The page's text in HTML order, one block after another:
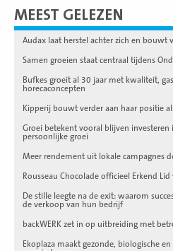
MEEST GELEZEN
Audax laat herstel achter zich en bouwt
Samen groeien staat centraal tijdens
Bufkes groeit al 30 jaar met kwaliteit,
horecaconcepten
Kipperij bouwt verder aan haar positie
Groei betekent vooral blijven investeren
persoonlijke groei
Meer rendement uit lokale campagnes
Rousseau Chocolade officieel Erkend Lid
De stille leegte na de exit: waarom
de verkoop van hun bedrijf
backWERK zet in op uitbreiding met
Ekoplaza maakt gezonde, biologische